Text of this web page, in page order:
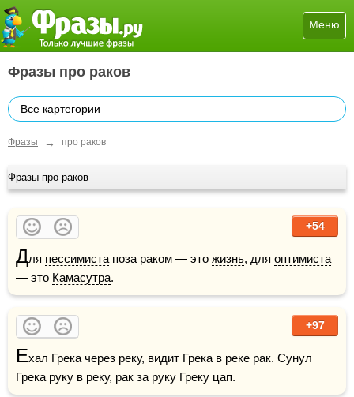
Меню
Фразы про раков
Все картегории
Фразы → про раков
Фразы про раков
+54
Для пессимиста поза раком — это жизнь, для оптимиста
— это Камасутра.
+97
Ехал Грека через реку, видит Грека в реке рак. Сунул
Грека руку в реку, рак за руку Греку цап.